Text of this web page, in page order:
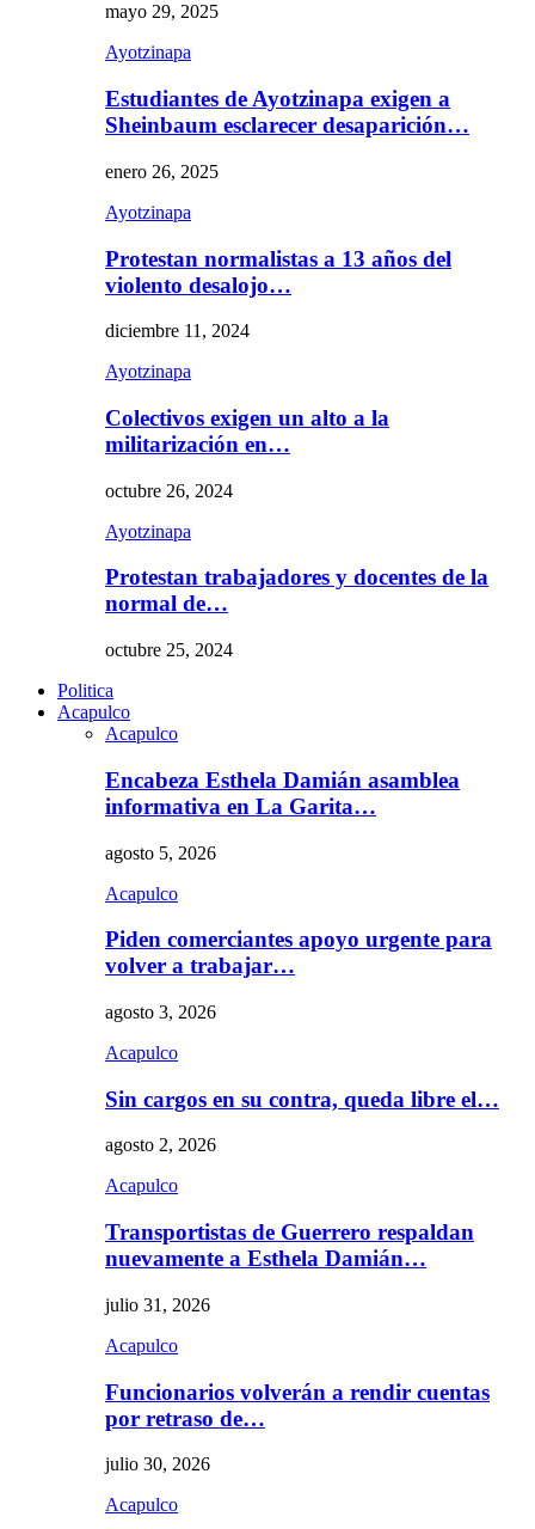
mayo 29, 2025
Ayotzinapa
Estudiantes de Ayotzinapa exigen a
Sheinbaum esclarecer desaparición…
enero 26, 2025
Ayotzinapa
Protestan normalistas a 13 años del
violento desalojo…
diciembre 11, 2024
Ayotzinapa
Colectivos exigen un alto a la
militarización en…
octubre 26, 2024
Ayotzinapa
Protestan trabajadores y docentes de la
normal de…
octubre 25, 2024
Politica
Acapulco
Acapulco
Encabeza Esthela Damián asamblea
informativa en La Garita…
agosto 5, 2026
Acapulco
Piden comerciantes apoyo urgente para
volver a trabajar…
agosto 3, 2026
Acapulco
Sin cargos en su contra, queda libre el…
agosto 2, 2026
Acapulco
Transportistas de Guerrero respaldan
nuevamente a Esthela Damián…
julio 31, 2026
Acapulco
Funcionarios volverán a rendir cuentas
por retraso de…
julio 30, 2026
Acapulco